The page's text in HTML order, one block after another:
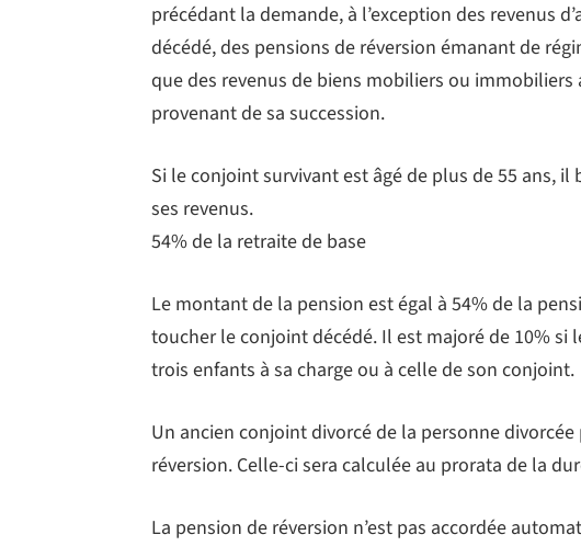
précédant la demande, à l’exception des revenus
décédé, des pensions de réversion émanant de
que des revenus de biens mobiliers ou
provenant de sa succession.
Si le conjoint survivant est âgé de plus de 55 ans,
ses revenus.
54% de la retraite de base
Le montant de la pension est égal à 54% de la
toucher le conjoint décédé. Il est majoré de 10% si
trois enfants à sa charge ou à celle de son conjoint.
Un ancien conjoint divorcé de la personne
réversion. Celle-ci sera calculée au prorata de la
La pension de réversion n’est pas accordée